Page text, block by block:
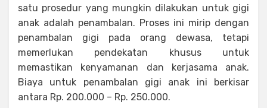
satu prosedur yang mungkin dilakukan untuk gigi
anak adalah penambalan. Proses ini mirip dengan
penambalan gigi pada orang dewasa, tetapi
memerlukan pendekatan khusus untuk
memastikan kenyamanan dan kerjasama anak.
Biaya untuk penambalan gigi anak ini berkisar
antara Rp. 200.000 – Rp. 250.000.